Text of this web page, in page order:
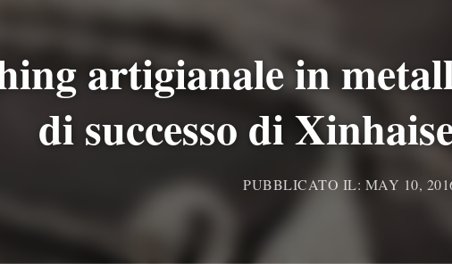
artigianale in
di successo di
PUBBLICATO IL: MAY 10,